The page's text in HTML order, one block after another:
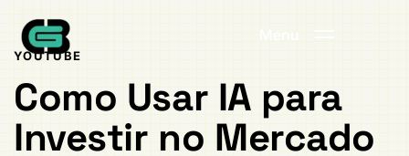
Menu
EM:
YOUTUBE
Como Usar IA para
Investir no Mercado
em: